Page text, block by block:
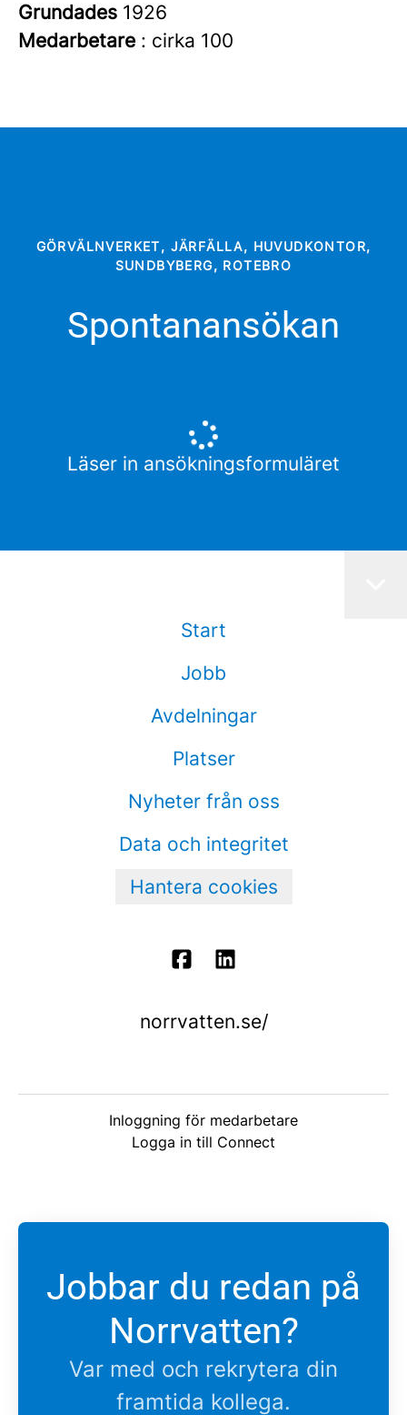
Grundades 1926
Medarbetare : cirka 100
GÖRVÄLNVERKET, JÄRFÄLLA, HUVUDKONTOR,
SUNDBYBERG, ROTEBRO
Spontanansökan
Läser in ansökningsformuläret
Start
Jobb
Avdelningar
Platser
Nyheter från oss
Data och integritet
Hantera cookies
norrvatten.se/
Inloggning för medarbetare
Logga in till Connect
Jobbar du redan på
Norrvatten?
Var med och rekrytera din
framtida kollega.